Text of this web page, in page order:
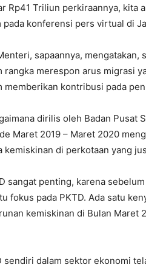
Rp41 Triliun perkiraannya, kita
pada konferensi pers virtual di
sapaannya,
rangka merespon arus migrasi
memberikan kontribusi pada
dirilis oleh Badan Pusat
Maret 2019 – Maret 2020
kemiskinan di perkotaan yang
sangat penting, karena
fokus pada PKTD. Ada satu
kemiskinan di Bulan Maret
sendiri dalam sektor ekonomi